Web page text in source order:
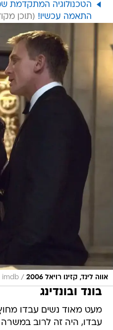
הטכנולוגיה המתקדמת
התאמה עכשיו!
אווה לינד, קזינו רויאל 2006 /
imdb
בונד ובונדינג
מעט מאוד נשים עבדו
עבדו, היה זה לרוב